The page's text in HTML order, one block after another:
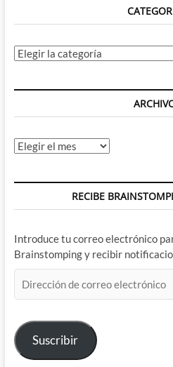
Categorías
Archivos
RECIBE
Introduce tu correo electrónico
Brainstomping y recibir
de
electrónico
Suscribir